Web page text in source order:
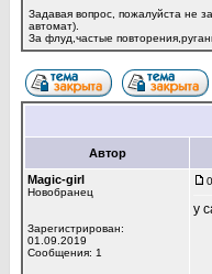
Задавая вопрос, пожалуйста не
автомат).
За флуд,частые
Автор
Magic-girl
Новобранец
Зарегистрирован:
01.09.2019
Сообщения: 1
у